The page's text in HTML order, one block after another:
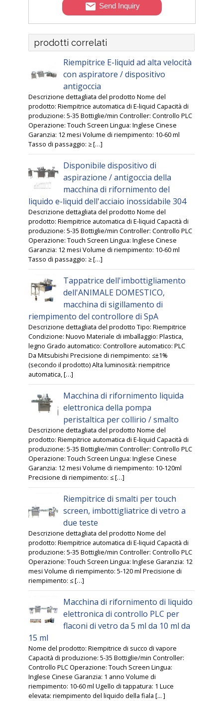
Send Inquiry
prodotti correlati
Riempitrice E-liquid ad alta velocità
con aspiratore / dispositivo
antigoccia
Descrizione dettagliata del prodotto Nome del
prodotto: Riempitrice automatica di E-liquid Capacità di
produzione: 5-35 Bottiglie/min Controller: Controllo PLC
Operazione: Touch Screen Lingua: Inglese Cinese
Garanzia: 12 mesi Volume di riempimento: 10-60 ml
Tasso di passaggio: ≥ […]
Disponibile dispositivo di
aspirazione / antigoccia della
macchina di rifornimento del
liquido e-liquid dell'acciaio inossidabile 304
Descrizione dettagliata del prodotto Nome del
prodotto: Riempitrice automatica di E-liquid Capacità di
produzione: 5-35 Bottiglie/min Controller: Controllo PLC
Operazione: Touch Screen Lingua: Inglese Cinese
Garanzia: 12 mesi Volume di riempimento: 10-60 ml
Tasso di passaggio: ≥ […]
Tappatrice dell'imbottigliamento
dell'ANIMALE DOMESTICO,
macchina di sigillamento di
riempimento del controllore di SpA
Descrizione dettagliata del prodotto Tipo: Riempitrice
Condizione: Nuovo Materiale di imballaggio: Plastica,
legno Grado automatico: Controllore automatico: PLC
Da Mitsubishi Precisione di riempimento: ≤±1%
(secondo il prodotto) Alta luminosità: riempitrice
automatica, […]
Macchina di rifornimento liquida
elettronica della pompa
peristaltica per collirio / smalto
Descrizione dettagliata del prodotto Nome del
prodotto: Riempitrice automatica di E-liquid Capacità di
produzione: 5-35 Bottiglie/min Controller: Controllo PLC
Operazione: Touch Screen Lingua: Inglese Cinese
Garanzia: 12 mesi Volume di riempimento: 10-120ml
Precisione di riempimento: ≤ […]
Riempitrice di smalti per touch
screen, imbottigliatrice di vetro a
due teste
Descrizione dettagliata del prodotto Nome del
prodotto: Riempitrice automatica di E-liquid Capacità di
produzione: 5-35 Bottiglie/min Controller: Controllo PLC
Operazione: Touch Screen Lingua: Inglese Garanzia: 12
mesi Volume di riempimento: 5-120 ml Precisione di
riempimento: ≤ […]
Macchina di rifornimento di liquido
elettronica di controllo PLC per
flaconi di vetro da 5 ml da 10 ml da
15 ml
Nome del prodotto: Riempitrice di succo di vapore
Capacità di produzione: 5-35 Bottiglie/min Controller:
Controllo PLC Operazione: Touch Screen Lingua:
Inglese Cinese Garanzia: 1 anno Volume di
riempimento: 10-60 ml Ugello di tappatura: 1 Luce
elevata: riempimento del liquido della fiala [... ]